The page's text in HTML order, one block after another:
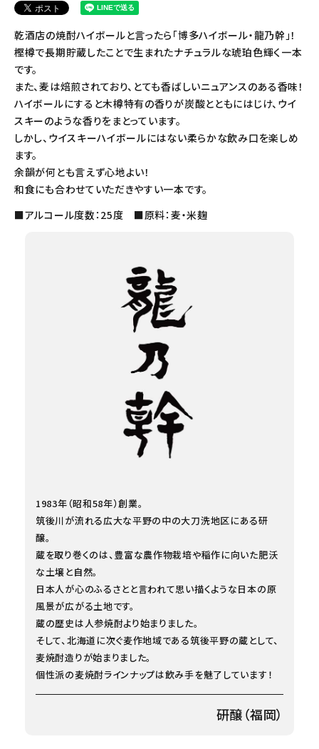
乾酒店の焼酎ハイボールと言ったら「博多ハイボール・龍乃幹」！
樫樽で長期貯蔵したことで生まれたナチュラルな琥珀色輝く一本
です。
また、麦は焙煎されており、とても香ばしいニュアンスのある香味！
ハイボールにすると木樽特有の香りが炭酸とともにはじけ、ウイ
スキーのような香りをまとっています。
しかし、ウイスキーハイボールにはない柔らかな飲み口を楽しめ
ます。
余韻が何とも言えず心地よい！
和食にも合わせていただきやすい一本です。
■アルコール度数：25度 ■原料：麦・米麹
1983年（昭和58年）創業。
筑後川が流れる広大な平野の中の大刀洗地区にある研
醸。
蔵を取り巻くのは、豊富な農作物栽培や稲作に向いた肥沃
な土壌と自然。
日本人が心のふるさとと言われて思い描くような日本の原
風景が広がる土地です。
蔵の歴史は人参焼酎より始まりました。
そして、北海道に次ぐ麦作地域である筑後平野の蔵として、
麦焼酎造りが始まりました。
個性派の麦焼酎ラインナップは飲み手を魅了しています！
研醸（福岡）